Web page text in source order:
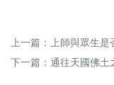
上一篇：
上師與眾生是
下一篇： 通往天國佛土